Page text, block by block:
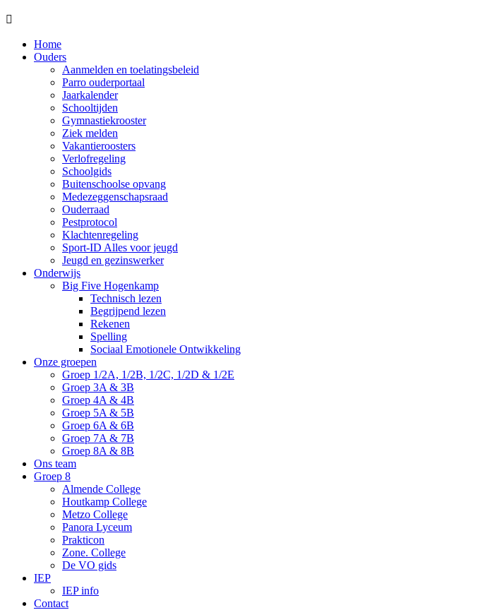

Home
Ouders
Aanmelden en toelatingsbeleid
Parro ouderportaal
Jaarkalender
Schooltijden
Gymnastiekrooster
Ziek melden
Vakantieroosters
Verlofregeling
Schoolgids
Buitenschoolse opvang
Medezeggenschapsraad
Ouderraad
Pestprotocol
Klachtenregeling
Sport-ID Alles voor jeugd
Jeugd en gezinswerker
Onderwijs
Big Five Hogenkamp
Technisch lezen
Begrijpend lezen
Rekenen
Spelling
Sociaal Emotionele Ontwikkeling
Onze groepen
Groep 1/2A, 1/2B, 1/2C, 1/2D & 1/2E
Groep 3A & 3B
Groep 4A & 4B
Groep 5A & 5B
Groep 6A & 6B
Groep 7A & 7B
Groep 8A & 8B
Ons team
Groep 8
Almende College
Houtkamp College
Metzo College
Panora Lyceum
Prakticon
Zone. College
De VO gids
IEP
IEP info
Contact